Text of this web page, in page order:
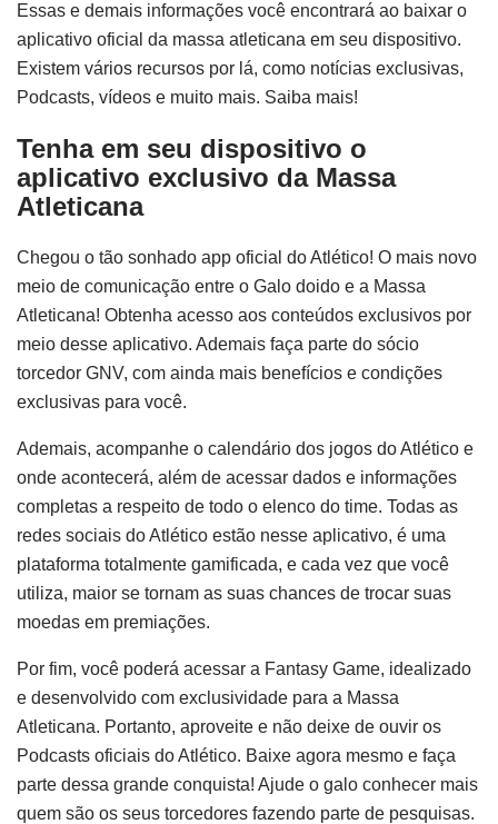
Essas e demais informações você encontrará ao baixar o
aplicativo oficial da massa atleticana em seu dispositivo.
Existem vários recursos por lá, como notícias exclusivas,
Podcasts, vídeos e muito mais. Saiba mais!
Tenha em seu dispositivo o
aplicativo exclusivo da Massa
Atleticana
Chegou o tão sonhado app oficial do Atlético! O mais novo
meio de comunicação entre o Galo doido e a Massa
Atleticana! Obtenha acesso aos conteúdos exclusivos por
meio desse aplicativo. Ademais faça parte do sócio
torcedor GNV, com ainda mais benefícios e condições
exclusivas para você.
Ademais, acompanhe o calendário dos jogos do Atlético e
onde acontecerá, além de acessar dados e informações
completas a respeito de todo o elenco do time. Todas as
redes sociais do Atlético estão nesse aplicativo, é uma
plataforma totalmente gamificada, e cada vez que você
utiliza, maior se tornam as suas chances de trocar suas
moedas em premiações.
Por fim, você poderá acessar a Fantasy Game, idealizado
e desenvolvido com exclusividade para a Massa
Atleticana. Portanto, aproveite e não deixe de ouvir os
Podcasts oficiais do Atlético. Baixe agora mesmo e faça
parte dessa grande conquista! Ajude o galo conhecer mais
quem são os seus torcedores fazendo parte de pesquisas.